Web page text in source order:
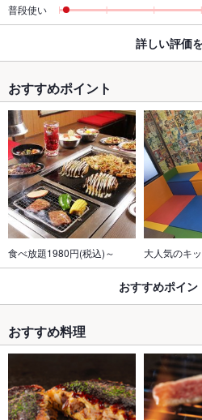
普段使い
詳しい評価
おすすめポイント
食べ放題1980円(税込)～ 大人気のキ
おすすめポイン
おすすめ料理